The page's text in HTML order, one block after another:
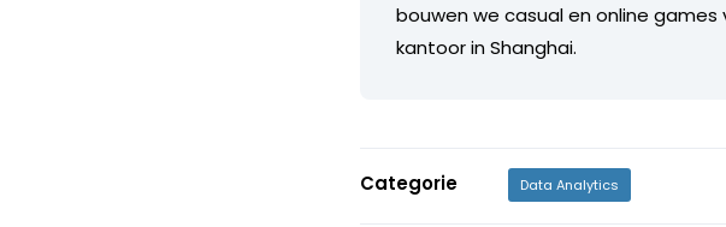
bouwen we casual en online
kantoor in Shanghai.
Categorie Data Analytics